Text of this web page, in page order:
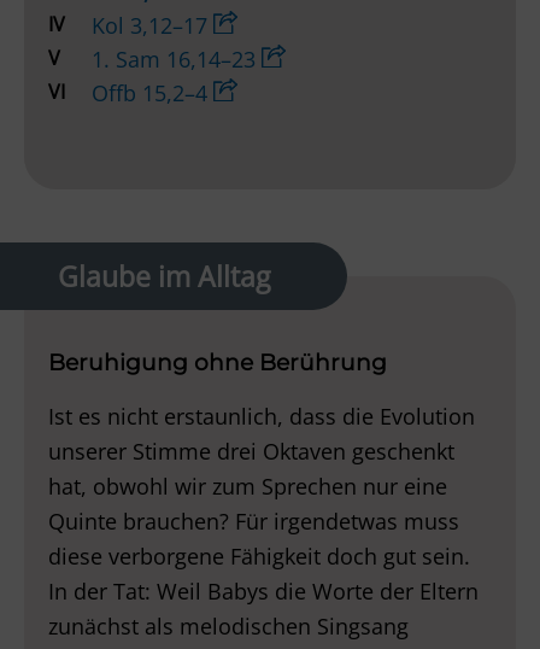
IV Kol 3,12–17
V 1. Sam 16,14–23
VI Offb 15,2–4
Glaube im Alltag
Beruhigung ohne Berührung
Ist es nicht erstaunlich, dass die Evolution
unserer Stimme drei Oktaven geschenkt
hat, obwohl wir zum Sprechen nur eine
Quinte brauchen? Für irgendetwas muss
diese verborgene Fähigkeit doch gut sein.
In der Tat: Weil Babys die Worte der Eltern
zunächst als melodischen Singsang